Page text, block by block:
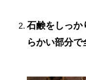
石鹸をしっか
らかい部分で